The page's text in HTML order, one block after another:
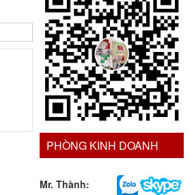
PHÒNG KINH DOANH
Mr. Thành: